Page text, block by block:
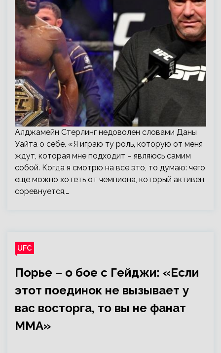
Алджамейн Стерлинг недоволен словами Даны
Уайта о себе. «Я играю ту роль, которую от меня
ждут, которая мне подходит – являюсь самим
собой. Когда я смотрю на все это, то думаю: чего
еще можно хотеть от чемпиона, который активен,
соревнуется,…
UFC
Порье – о бое с Гейджи: «Если
этот поединок не вызывает у
вас восторга, то вы не фанат
ММА»